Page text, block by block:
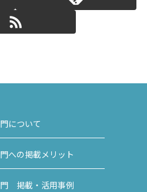
について
への掲載メリット
掲載・活用事例